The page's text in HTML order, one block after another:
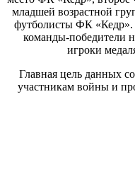
младшей возрастной
футболисты ФК «Кедр».
команды-победители
игроки
Главная цель данных
участникам войны и